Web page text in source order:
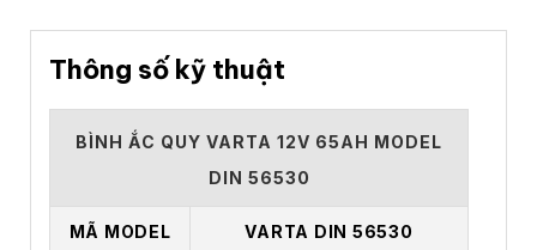
Thông số kỹ thuật
BÌNH ẮC QUY VARTA 12V 65AH MODEL
DIN 56530
MÃ MODEL VARTA DIN 56530